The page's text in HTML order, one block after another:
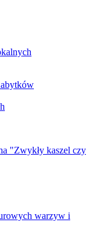
"Zwykły kaszel czy
warzyw i